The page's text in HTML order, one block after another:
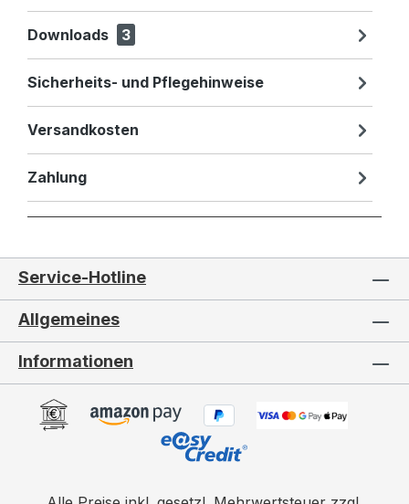
Downloads 3
Sicherheits- und Pflegehinweise
Versandkosten
Zahlung
Service-Hotline
Allgemeines
Informationen